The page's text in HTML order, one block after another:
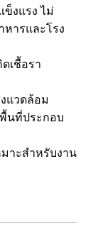
ข็งแรง ไม่
ารและโรง
เชื้อรา
แวดล้อม
นที่ประกอบ
าะสำหรับงาน